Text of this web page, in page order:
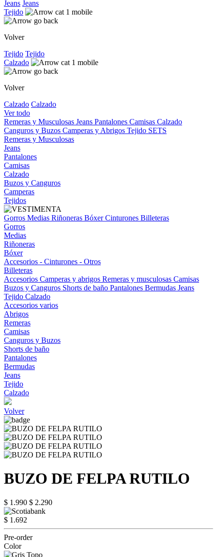
Jeans Jeans
Tejido
Volver
Tejido Tejido
Calzado
Volver
Calzado Calzado
Ver todo
Remeras y Musculosas Jeans Pantalones Camisas Calzado
Canguros y Buzos Camperas y Abrigos Tejido SETS
Remeras y Musculosas
Jeans
Pantalones
Camisas
Calzado
Buzos y Canguros
Camperas
Tejidos
Gorros Medias Riñoneras BóxerCinturones Billeteras
Gorros
Medias
Riñoneras
Bóxer
Accesorios - Cinturones - Otros
Billeteras
Accesorios Camperas y abrigos Remeras y musculosas Camisas
Buzos y Canguros Shorts de baño Pantalones Bermudas Jeans
Tejido Calzado
Accesorios varios
Abrigos
Remeras
Camisas
Canguros y Buzos
Shorts de baño
Pantalones
Bermudas
Jeans
Tejido
Calzado
Volver
BUZO DE FELPA RUTILO
$ 1.990 $ 2.290
$ 1.692
Pre-order
Color